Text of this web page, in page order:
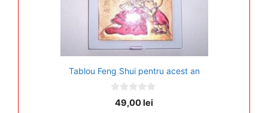
Tablou Feng Shui pentru acest an
o49,00lei